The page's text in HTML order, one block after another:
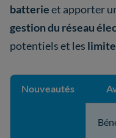
batterieet apporter
gestion du réseau
potentiels et les
Nouveautés